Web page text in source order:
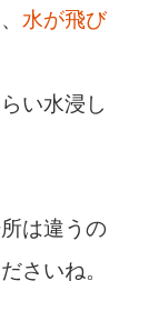
水が飛び
い水浸し
は違うの
さいね。